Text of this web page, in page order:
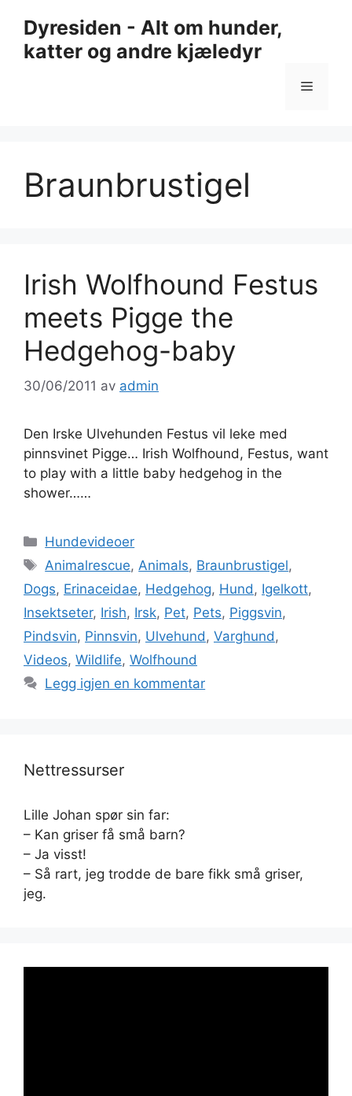
innhold
Dyresiden - Alt om hunder,
katter og andre kjæledyr
Meny
Braunbrustigel
Irish Wolfhound Festus
meets Pigge the
Hedgehog-baby
30/06/2011 av admin
Den Irske Ulvehunden Festus vil leke med
pinnsvinet Pigge… Irish Wolfhound, Festus, want
to play with a little baby hedgehog in the
shower……
Kategorier
Hundevideoer
Stikkord
Animalrescue, Animals, Braunbrustigel,
Dogs, Erinaceidae, Hedgehog, Hund , Igelkott,
Insektseter, Irish, Irsk, Pet, Pets, Piggsvin,
Pindsvin, Pinnsvin, Ulvehund , Varghund ,
Videos, Wildlife, Wolfhound
Legg igjen en kommentar
Nettressurser
Lille Johan spør sin far:
– Kan griser få små barn?
– Ja visst!
– Så rart, jeg trodde de bare fikk små griser,
jeg.